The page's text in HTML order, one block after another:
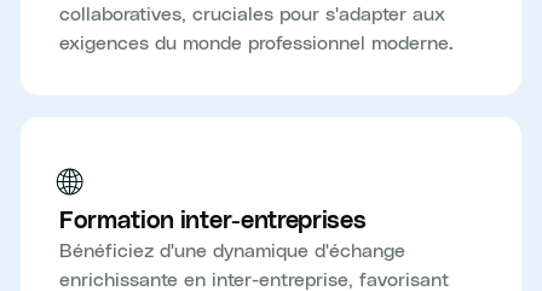
collaboratives, cruciales pour s'adapter aux
exigences du monde professionnel moderne.
🌐
Formation inter-entreprises
Bénéficiez d'une dynamique d'échange
enrichissante en inter-entreprise, favorisant